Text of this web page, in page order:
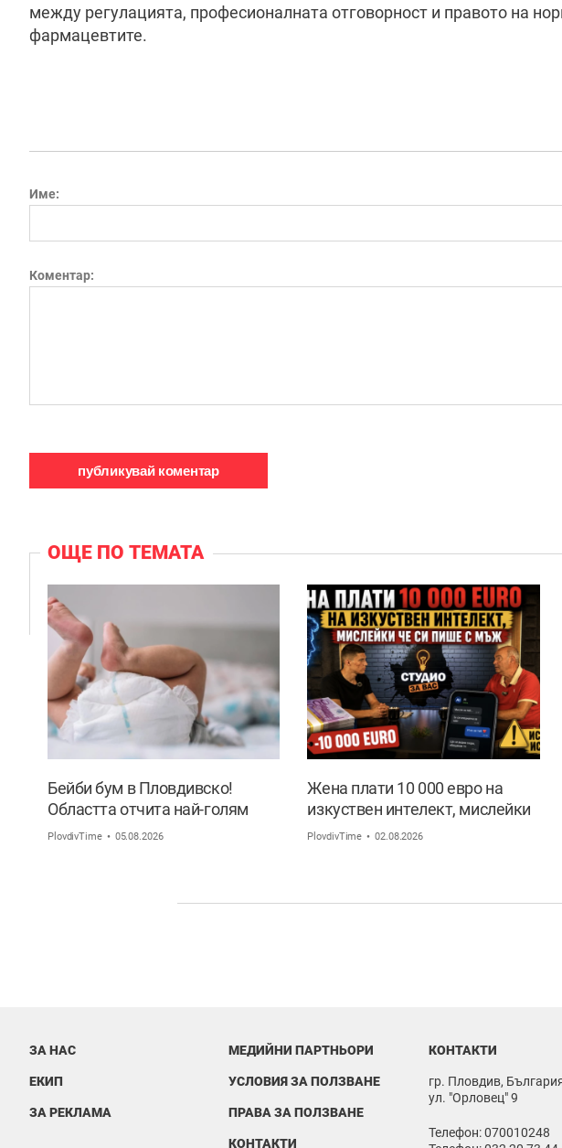
между регулацията, професионалната отговорност и правото на
фармацевтите.
Име:
Коментар:
ОЩЕ ПО ТЕМАТА
Бейби бум в Пловдивско!
Областта отчита най-голям
ръст на новородените извън
PlovdivTime 05.08.2026
Жена плати 10 000 евро на
изкуствен интелект, мислейки
че си пише с мъж ВИДЕО
PlovdivTime 02.08.2026
ЗА НАС
ЕКИП
ЗА РЕКЛАМА
МЕДИЙНИ ПАРТНЬОРИ
УСЛОВИЯ ЗА ПОЛЗВАНЕ
ПРАВА ЗА ПОЛЗВАНЕ
КОНТАКТИ
КОНТАКТИ
гр. Пловдив,
ул. "Орловец" 9
Телефон: 070010248